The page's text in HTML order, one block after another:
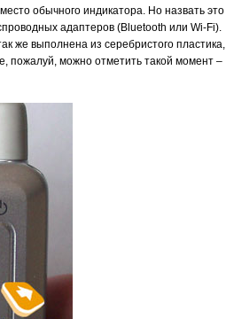
обычного индикатора. Но назвать это
адаптеров (Bluetooth или Wi-Fi).
же выполнена из серебристого пластика,
пожалуй, можно отметить такой момент –